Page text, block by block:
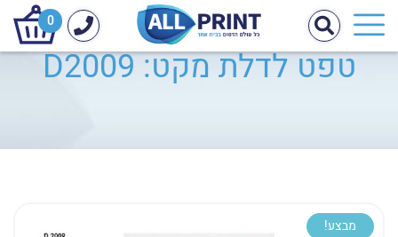
0
טפט לדלת מקט: D2009
מבצע!